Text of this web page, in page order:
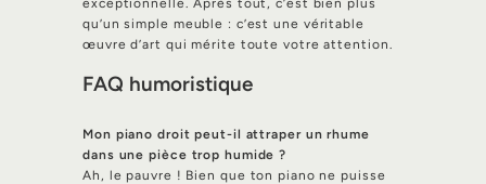
exceptionnelle. Après tout, c’est bien plus
qu’un simple meuble : c’est une véritable
œuvre d’art qui mérite toute votre attention.
FAQ humoristique
Mon piano droit peut-il attraper un rhume
dans une pièce trop humide ?
Ah, le pauvre ! Bien que ton piano ne puisse